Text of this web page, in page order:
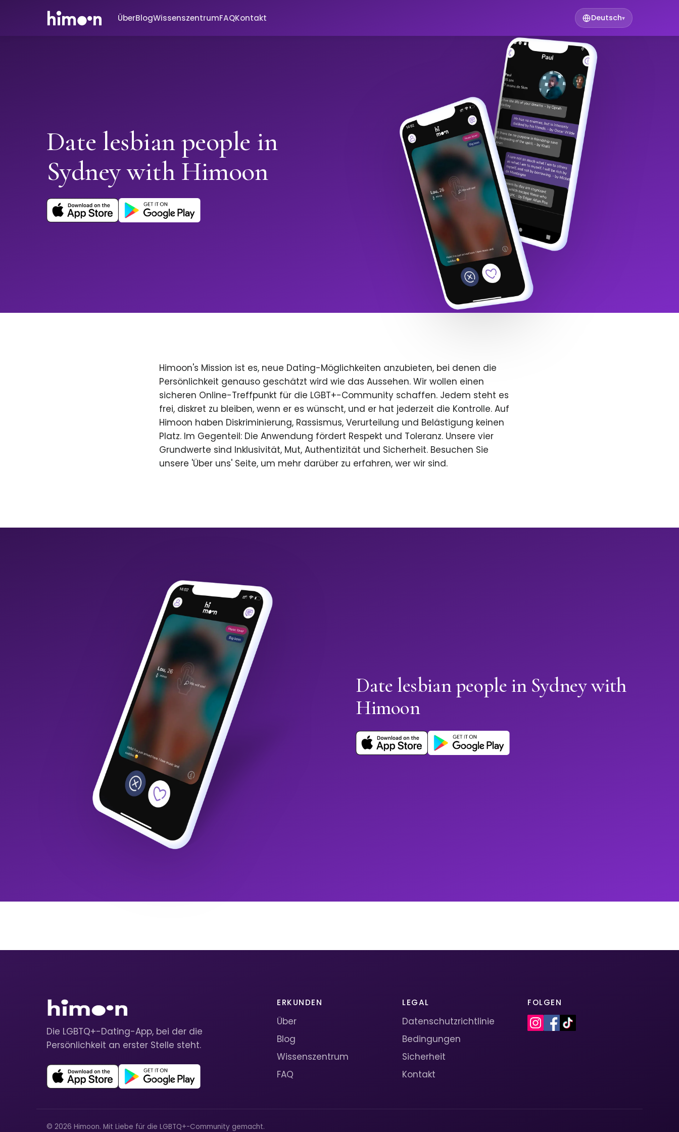
ÜberBlogWissenszentrumFAQKontakt Deutsch▾
Date lesbian people in
Sydney with Himoon
Himoon's Mission ist es, neue Dating-Möglichkeiten anzubieten, bei denen die
Persönlichkeit genauso geschätzt wird wie das Aussehen. Wir wollen einen
sicheren Online-Treffpunkt für die LGBT+-Community schaffen. Jedem steht es
frei, diskret zu bleiben, wenn er es wünscht, und er hat jederzeit die Kontrolle. Auf
Himoon haben Diskriminierung, Rassismus, Verurteilung und Belästigung keinen
Platz. Im Gegenteil: Die Anwendung fördert Respekt und Toleranz. Unsere vier
Grundwerte sind Inklusivität, Mut, Authentizität und Sicherheit. Besuchen Sie
unsere 'Über uns' Seite, um mehr darüber zu erfahren, wer wir sind.
Date lesbian people in Sydney with
Himoon
Die LGBTQ+-Dating-App, bei der die
Persönlichkeit an erster Stelle steht.
ERKUNDEN
Über
Blog
Wissenszentrum
FAQ
LEGAL
Datenschutzrichtlinie
Bedingungen
Sicherheit
Kontakt
FOLGEN
© 2026 Himoon. Mit Liebe für die LGBTQ+-Community gemacht.